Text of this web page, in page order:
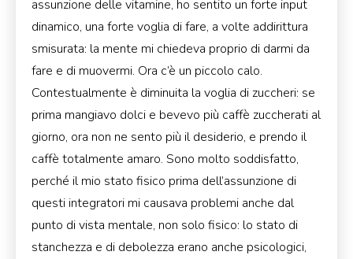
assunzione delle vitamine, ho sentito un forte input
dinamico, una forte voglia di fare, a volte addirittura
smisurata: la mente mi chiedeva proprio di darmi da
fare e di muovermi. Ora c’è un piccolo calo.
Contestualmente è diminuita la voglia di zuccheri: se
prima mangiavo dolci e bevevo più caffè zuccherati al
giorno, ora non ne sento più il desiderio, e prendo il
caffè totalmente amaro. Sono molto soddisfatto,
perché il mio stato fisico prima dell’assunzione di
questi integratori mi causava problemi anche dal
punto di vista mentale, non solo fisico: lo stato di
stanchezza e di debolezza erano anche psicologici,